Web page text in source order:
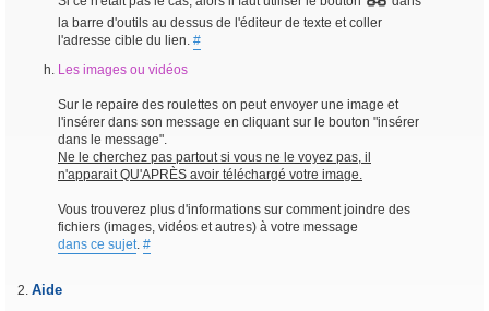
la barre d'outils au dessus de l'éditeur de texte et coller
l'adresse cible du lien. #
Les images ou vidéos
Sur le repaire des roulettes on peut envoyer une image et
l'insérer dans son message en cliquant sur le bouton "insérer
dans le message".
Ne le cherchez pas partout si vous ne le voyez pas, il
n'apparait QU'APRÈS avoir téléchargé votre image.
Vous trouverez plus d'informations sur comment joindre des
fichiers (images, vidéos et autres) à votre message
dans ce sujet #
Aide